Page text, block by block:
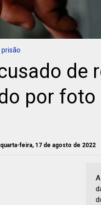
prisão
de
por foto
quarta-feira, 17 de agosto de 2022